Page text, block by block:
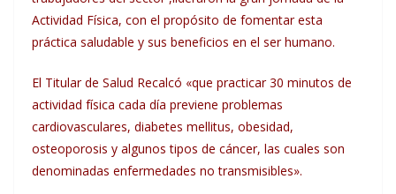
Actividad Física, con el propósito de fomentar esta
práctica saludable y sus beneficios en el ser humano.
El Titular de Salud Recalcó «que practicar 30 minutos de
actividad física cada día previene problemas
cardiovasculares, diabetes mellitus, obesidad,
osteoporosis y algunos tipos de cáncer, las cuales son
denominadas enfermedades no transmisibles».